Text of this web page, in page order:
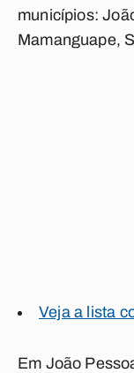
municípios:
Mamanguape,
Veja a lista
Em João